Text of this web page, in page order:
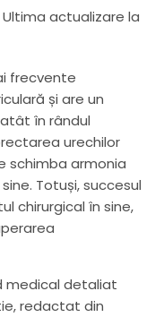
Ultima actualizare la
frecvente
și are un
în rândul
urechilor
schimba armonia
Totuși, succesul
chirurgical în sine,
medical detaliat
redactat din